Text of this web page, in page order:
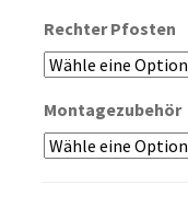
Rechter Pfosten
Montagezubehör